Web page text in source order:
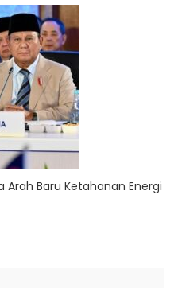
Arah Baru Ketahanan Energi